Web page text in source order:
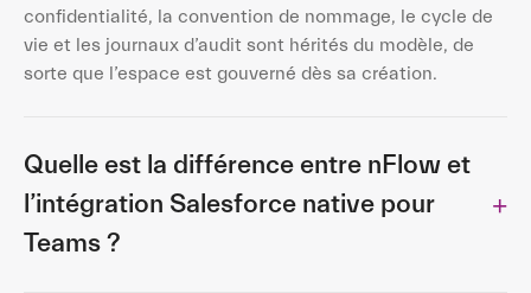
confidentialité, la convention de nommage, le cycle de
vie et les journaux d’audit sont hérités du modèle, de
sorte que l’espace est gouverné dès sa création.
Quelle est la différence entre nFlow et
l’intégration Salesforce native pour
Teams ?